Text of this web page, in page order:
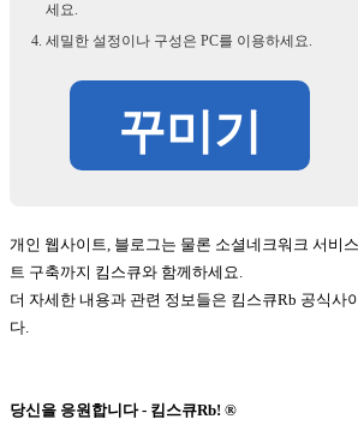
세요.
세밀한 설정이나 구성은 PC를 이용하세요.
꾸미기
개인 웹사이트, 블로그는 물론 소셜네크워크 서비
트 구축까지 킴스큐와 함께하세요.
더 자세한 내용과 관련 정보들은 킴스큐Rb 공식사
다.
당신을 응원합니다 - 킴스큐Rb! ®